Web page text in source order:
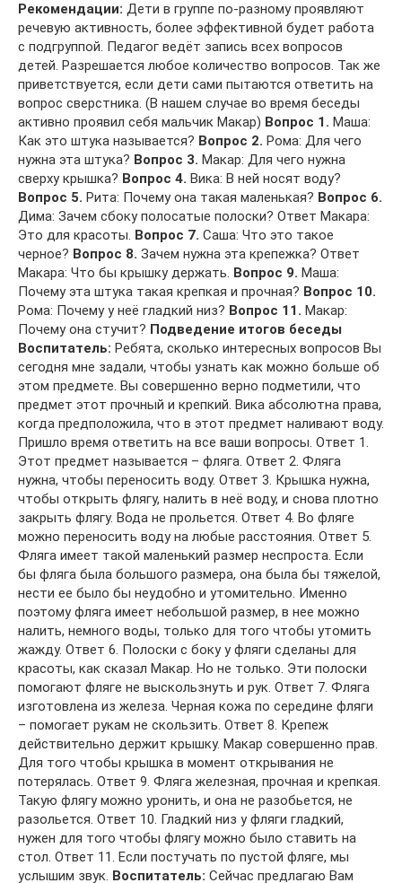
Рекомендации: Дети в группе по-разному проявляют
речевую активность, более эффективной будет работа
с подгруппой. Педагог ведёт запись всех вопросов
детей. Разрешается любое количество вопросов. Так же
приветствуется, если дети сами пытаются ответить на
вопрос сверстника. (В нашем случае во время беседы
активно проявил себя мальчик Макар) Вопрос 1. Маша:
Как это штука называется? Вопрос 2. Рома: Для чего
нужна эта штука? Вопрос 3. Макар: Для чего нужна
сверху крышка? Вопрос 4. Вика: В ней носят воду?
Вопрос 5. Рита: Почему она такая маленькая? Вопрос 6.
Дима: Зачем сбоку полосатые полоски? Ответ Макара:
Это для красоты. Вопрос 7. Саша: Что это такое
черное? Вопрос 8. Зачем нужна эта крепежка? Ответ
Макара: Что бы крышку держать. Вопрос 9. Маша:
Почему эта штука такая крепкая и прочная? Вопрос 10.
Рома: Почему у неё гладкий низ? Вопрос 11. Макар:
Почему она стучит? Подведение итогов беседы
Воспитатель: Ребята, сколько интересных вопросов Вы
сегодня мне задали, чтобы узнать как можно больше об
этом предмете. Вы совершенно верно подметили, что
предмет этот прочный и крепкий. Вика абсолютна права,
когда предположила, что в этот предмет наливают воду.
Пришло время ответить на все ваши вопросы. Ответ 1.
Этот предмет называется – фляга. Ответ 2. Фляга
нужна, чтобы переносить воду. Ответ 3. Крышка нужна,
чтобы открыть флягу, налить в неё воду, и снова плотно
закрыть флягу. Вода не прольется. Ответ 4. Во фляге
можно переносить воду на любые расстояния. Ответ 5.
Фляга имеет такой маленький размер неспроста. Если
бы фляга была большого размера, она была бы тяжелой,
нести ее было бы неудобно и утомительно. Именно
поэтому фляга имеет небольшой размер, в нее можно
налить, немного воды, только для того чтобы утомить
жажду. Ответ 6. Полоски с боку у фляги сделаны для
красоты, как сказал Макар. Но не только. Эти полоски
помогают фляге не выскользнуть и рук. Ответ 7. Фляга
изготовлена из железа. Черная кожа по середине фляги
– помогает рукам не скользить. Ответ 8. Крепеж
действительно держит крышку. Макар совершенно прав.
Для того чтобы крышка в момент открывания не
потерялась. Ответ 9. Фляга железная, прочная и крепкая.
Такую флягу можно уронить, и она не разобьется, не
разольется. Ответ 10. Гладкий низ у фляги гладкий,
нужен для того чтобы флягу можно было ставить на
стол. Ответ 11. Если постучать по пустой фляге, мы
услышим звук. Воспитатель: Сейчас предлагаю Вам